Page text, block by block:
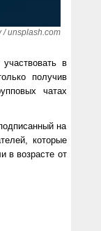
unsplash.com
в
получив
чатах
на
которые
в возрасте от